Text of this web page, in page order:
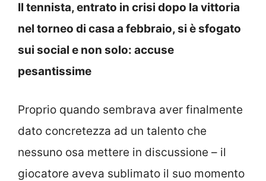
Il tennista, entrato in crisi dopo la vittoria
nel torneo di casa a febbraio, si è sfogato
sui social e non solo: accuse
pesantissime
Proprio quando sembrava aver finalmente
dato concretezza ad un talento che
nessuno osa mettere in discussione – il
giocatore aveva sublimato il suo momento